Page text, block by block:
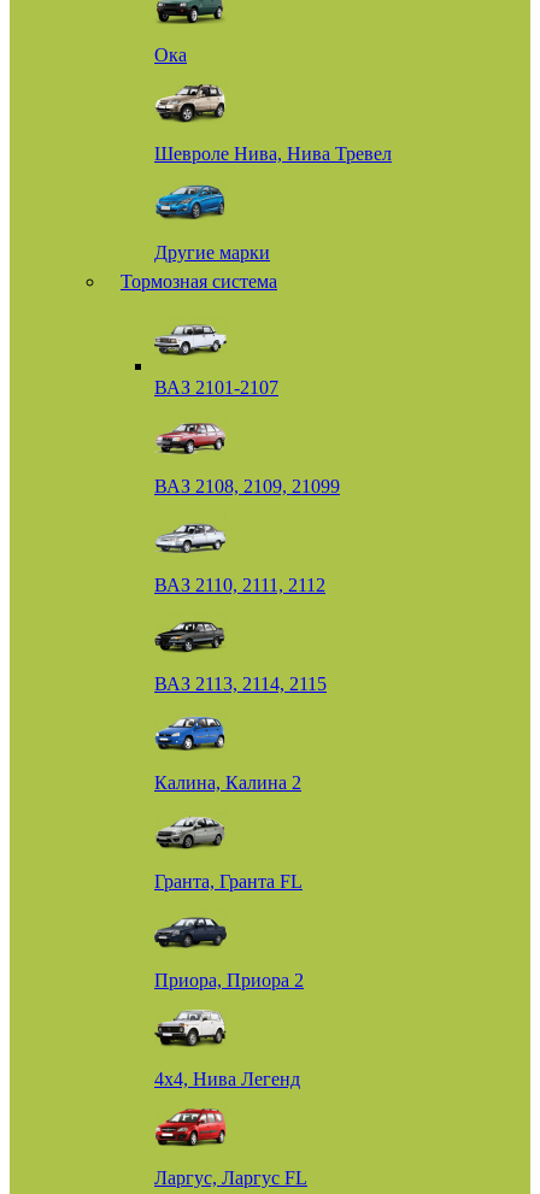
Ока
Шевроле Нива, Нива Тревел
Другие марки
Тормозная система
ВАЗ 2101-2107
ВАЗ 2108, 2109, 21099
ВАЗ 2110, 2111, 2112
ВАЗ 2113, 2114, 2115
Калина, Калина 2
Гранта, Гранта FL
Приора, Приора 2
4х4, Нива Легенд
Ларгус, Ларгус FL